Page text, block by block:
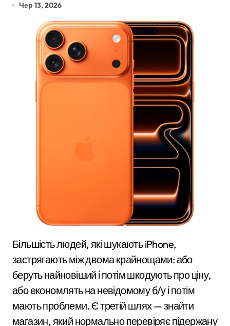
Чер 13, 2026
Більшість людей, які шукають iPhone,
застрягають між двома крайнощами: або
беруть найновіший і потім шкодують про ціну,
або економлять на невідомому б/у і потім
мають проблеми. Є третій шлях — знайти
магазин, який нормально перевіряє підержану